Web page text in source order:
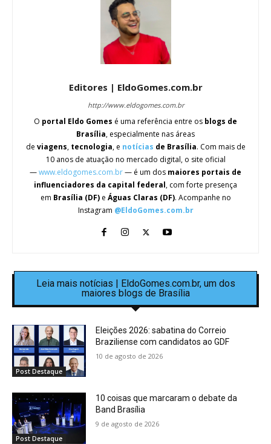
Editores | EldoGomes.com.br
http://www.eldogomes.com.br
O portal Eldo Gomes é uma referência entre os blogs de
Brasília, especialmente nas áreas
de viagens, tecnologia, e notícias de Brasília. Com mais de
10 anos de atuação no mercado digital, o site oficial
—www.eldogomes.com.br— é um dos maiores portais de
influenciadores da capital federal, com forte presença
em Brasília (DF)e Águas Claras (DF). Acompanhe no
Instagram @EldoGomes.com.br
Leia mais notícias | EldoGomes.com.br, um dos
maiores blogs de Brasília
Post Destaque
Eleições 2026: sabatina do Correio
Braziliense com candidatos ao GDF
10 de agosto de 2026
Post Destaque
10 coisas que marcaram o debate da
Band Brasília
9 de agosto de 2026